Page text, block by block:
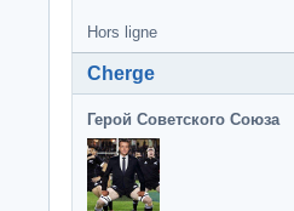
Hors ligne
Cherge
Герой Советского Союза